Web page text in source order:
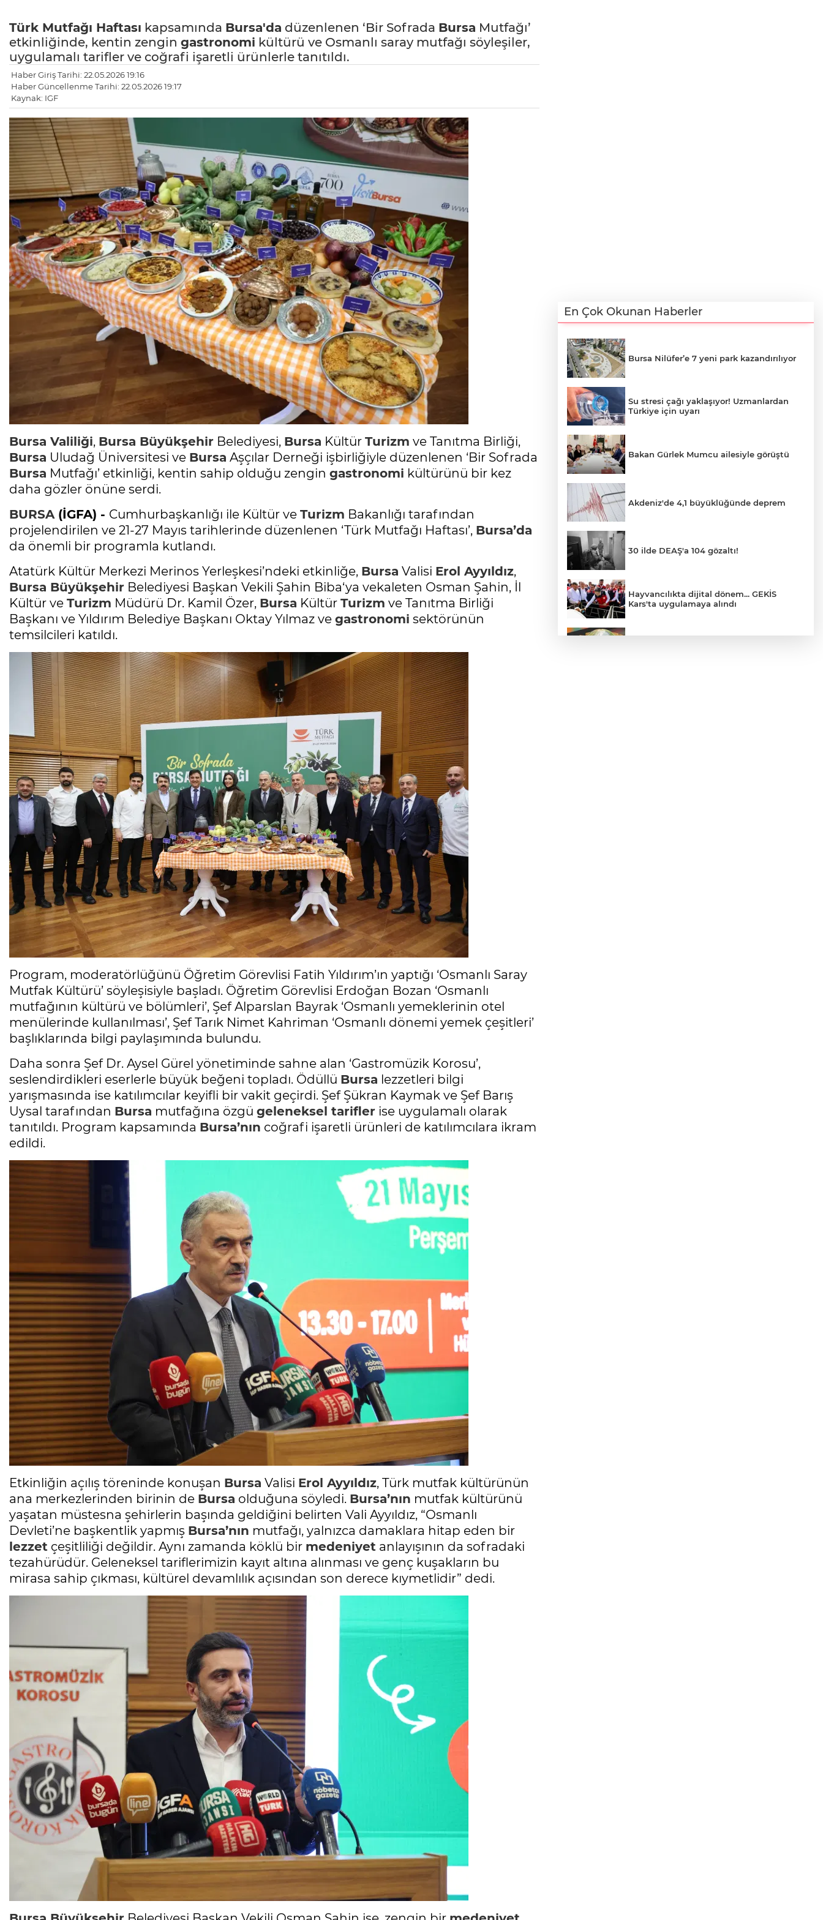
Türk Mutfağı Haftası kapsamında Bursa'da düzenlenen ‘Bir Sofrada Bursa Mutfağı’
etkinliğinde, kentin zengin gastronomi kültürü ve Osmanlı saray mutfağı söyleşiler,
uygulamalı tarifler ve coğrafi işaretli ürünlerle tanıtıldı.
Haber Giriş Tarihi: 22.05.2026 19:16
Haber Güncellenme Tarihi: 22.05.2026 19:17
Kaynak: IGF
Bursa Valiliği, Bursa Büyükşehir Belediyesi, Bursa Kültür Turizm ve Tanıtma Birliği,
Bursa Uludağ Üniversitesi ve Bursa Aşçılar Derneği işbirliğiyle düzenlenen ‘Bir Sofrada
Bursa Mutfağı’ etkinliği, kentin sahip olduğu zengin gastronomi kültürünü bir kez
daha gözler önüne serdi.
BURSA (İGFA) - Cumhurbaşkanlığı ile Kültür ve Turizm Bakanlığı tarafından
projelendirilen ve 21-27 Mayıs tarihlerinde düzenlenen ‘Türk Mutfağı Haftası’, Bursa’da
da önemli bir programla kutlandı.
Atatürk Kültür Merkezi Merinos Yerleşkesi’ndeki etkinliğe, Bursa Valisi Erol Ayyıldız,
Bursa Büyükşehir Belediyesi Başkan Vekili Şahin Biba‘ya vekaleten Osman Şahin, İl
Kültür ve Turizm Müdürü Dr. Kamil Özer, Bursa Kültür Turizm ve Tanıtma Birliği
Başkanı ve Yıldırım Belediye Başkanı Oktay Yılmaz ve gastronomi sektörünün
temsilcileri katıldı.
Program, moderatörlüğünü Öğretim Görevlisi Fatih Yıldırım’ın yaptığı ‘Osmanlı Saray
Mutfak Kültürü’ söyleşisiyle başladı. Öğretim Görevlisi Erdoğan Bozan ‘Osmanlı
mutfağının kültürü ve bölümleri’, Şef Alparslan Bayrak ‘Osmanlı yemeklerinin otel
menülerinde kullanılması’, Şef Tarık Nimet Kahriman ‘Osmanlı dönemi yemek çeşitleri’
başlıklarında bilgi paylaşımında bulundu.
Daha sonra Şef Dr. Aysel Gürel yönetiminde sahne alan ‘Gastromüzik Korosu’,
seslendirdikleri eserlerle büyük beğeni topladı. Ödüllü Bursa lezzetleri bilgi
yarışmasında ise katılımcılar keyifli bir vakit geçirdi. Şef Şükran Kaymak ve Şef Barış
Uysal tarafından Bursa mutfağına özgü geleneksel tarifler ise uygulamalı olarak
tanıtıldı. Program kapsamında Bursa’nın coğrafi işaretli ürünleri de katılımcılara ikram
edildi.
Etkinliğin açılış töreninde konuşan Bursa Valisi Erol Ayyıldız, Türk mutfak kültürünün
ana merkezlerinden birinin de Bursa olduğuna söyledi. Bursa’nın mutfak kültürünü
yaşatan müstesna şehirlerin başında geldiğini belirten Vali Ayyıldız, “Osmanlı
Devleti’ne başkentlik yapmış Bursa’nın mutfağı, yalnızca damaklara hitap eden bir
lezzet çeşitliliği değildir. Aynı zamanda köklü bir medeniyet anlayışının da sofradaki
tezahürüdür. Geleneksel tariflerimizin kayıt altına alınması ve genç kuşakların bu
mirasa sahip çıkması, kültürel devamlılık açısından son derece kıymetlidir” dedi.
En Çok Okunan Haberler
Bursa Nilüfer’e 7 yeni park kazandırılıyor
Su stresi çağı yaklaşıyor! Uzmanlardan
Türkiye için uyarı
Bakan Gürlek Mumcu ailesiyle görüştü
Akdeniz'de 4,1 büyüklüğünde deprem
30 ilde DEAŞ'a 104 gözaltı!
Hayvancılıkta dijital dönem... GEKİS
Kars'ta uygulamaya alındı